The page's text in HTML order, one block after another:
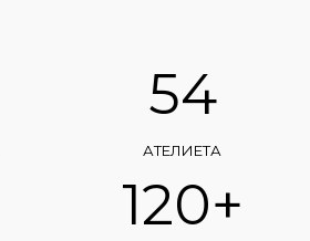
54
АТЕЛИЕТА
120+